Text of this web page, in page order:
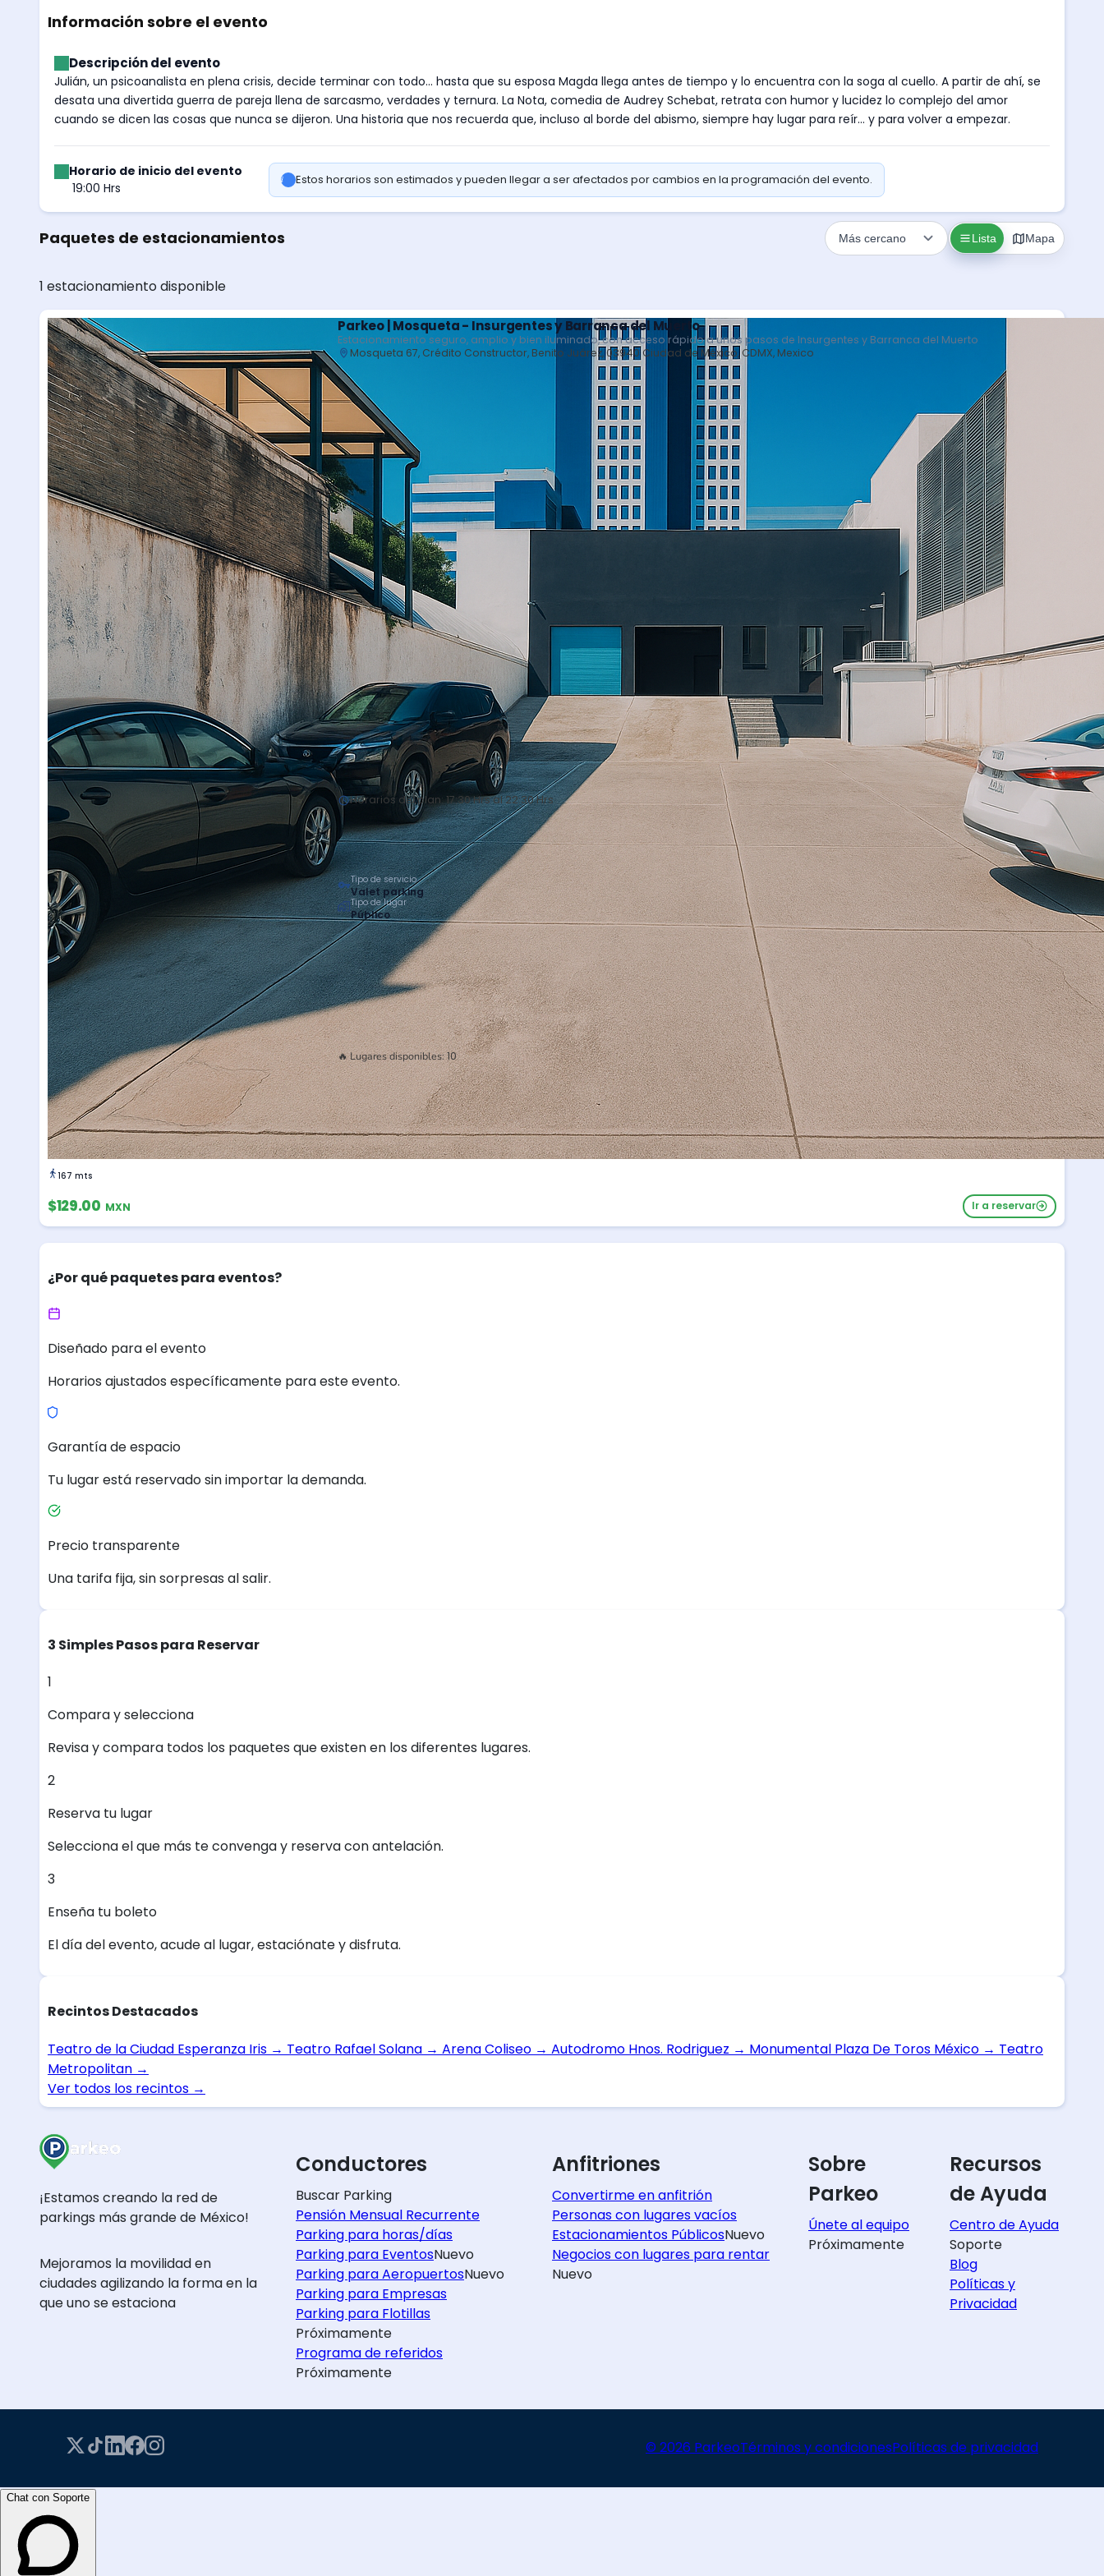
Información sobre el evento
Descripción del evento
Julián, un psicoanalista en plena crisis, decide terminar con todo... hasta que su esposa Magda llega antes de tiempo y lo encuentra con la soga al cuello. A partir de ahí, se
desata una divertida guerra de pareja llena de sarcasmo, verdades y ternura. La Nota, comedia de Audrey Schebat, retrata con humor y lucidez lo complejo del amor
cuando se dicen las cosas que nunca se dijeron. Una historia que nos recuerda que, incluso al borde del abismo, siempre hay lugar para reír... y para volver a empezar.
Horario de inicio del evento
19:00 Hrs
Estos horarios son estimados y pueden llegar a ser afectados por cambios en la programación del evento.
Paquetes de estacionamientos Lista Mapa
1 estacionamiento disponible
167 mts
Parkeo | Mosqueta - Insurgentes y Barranca del Muerto
Estacionamiento seguro, amplio y bien iluminado, con acceso rápido a unos pasos de Insurgentes y Barranca del Muerto
Mosqueta 67, Crédito Constructor, Benito Juárez, 03940 Ciudad de México, CDMX, Mexico
Horarios del plan: 17:30 Hrs al 22:30 Hrs
🔥 Lugares disponibles:10
Tipo de servicio
Valet parking
Tipo de lugar
Público
$129.00 MXN Ir a reservar
¿Por qué paquetes para eventos?
Diseñado para el evento
Horarios ajustados específicamente para este evento.
Garantía de espacio
Tu lugar está reservado sin importar la demanda.
Precio transparente
Una tarifa fija, sin sorpresas al salir.
3 Simples Pasos para Reservar
1
Compara y selecciona
Revisa y compara todos los paquetes que existen en los diferentes lugares.
2
Reserva tu lugar
Selecciona el que más te convenga y reserva con antelación.
3
Enseña tu boleto
El día del evento, acude al lugar, estaciónate y disfruta.
Recintos Destacados
Teatro de la Ciudad Esperanza Iris → Teatro Rafael Solana → Arena Coliseo → Autodromo Hnos. Rodriguez → Monumental Plaza De Toros México → Teatro
Metropolitan →
Ver todos los recintos →
¡Estamos creando la red de
parkings más grande de México!
Mejoramos la movilidad en
ciudades agilizando la forma en la
que uno se estaciona
Conductores
Buscar Parking
Pensión Mensual Recurrente
Parking para horas/días
Parking para EventosNuevo
Parking para AeropuertosNuevo
Parking para Empresas
Parking para Flotillas
Próximamente
Programa de referidos
Próximamente
Anfitriones
Convertirme en anfitrión
Personas con lugares vacíos
Estacionamientos PúblicosNuevo
Negocios con lugares para rentar
Nuevo
Recursos
de Ayuda
Centro de Ayuda
Soporte
Blog
Políticas y
Privacidad
Sobre
Parkeo
Únete al equipo
Próximamente
© 2026 ParkeoTérminos y condicionesPolíticas de privacidad
Chat con Soporte